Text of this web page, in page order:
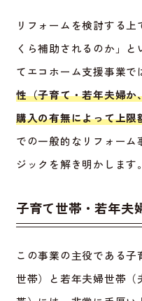
リフォームを検討する
くら補助されるのか」
てエコホーム支援事業で
性（子育て・若年夫婦
購入の有無によって上限
での一般的なリフォーム
ジックを解き明かします。
子育て世帯・若年夫
この事業の主役である子
世帯）と若年夫婦世帯（